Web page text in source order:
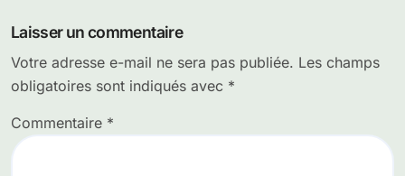
Laisser un commentaire
Votre adresse e-mail ne sera pas publiée. Les champs
obligatoires sont indiqués avec *
Commentaire *